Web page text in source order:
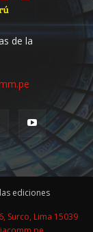
de la
ediciones
Surco, Lima 15039